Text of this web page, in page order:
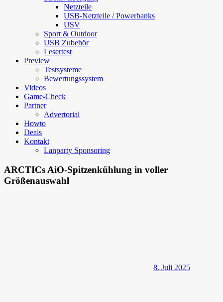
Netzteile
USB-Netzteile / Powerbanks
USV
Sport & Outdoor
USB Zubehör
Lesertest
Preview
Testsysteme
Bewertungssystem
Videos
Game-Check
Partner
Advertorial
Howto
Deals
Kontakt
Lanparty Sponsoring
ARCTICs AiO-Spitzenkühlung in voller
Größenauswahl
8. Juli 2025